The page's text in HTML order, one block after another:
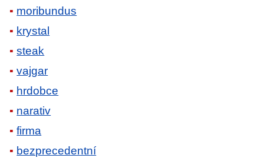
moribundus
krystal
steak
vajgar
hrdobce
narativ
firma
bezprecedentní